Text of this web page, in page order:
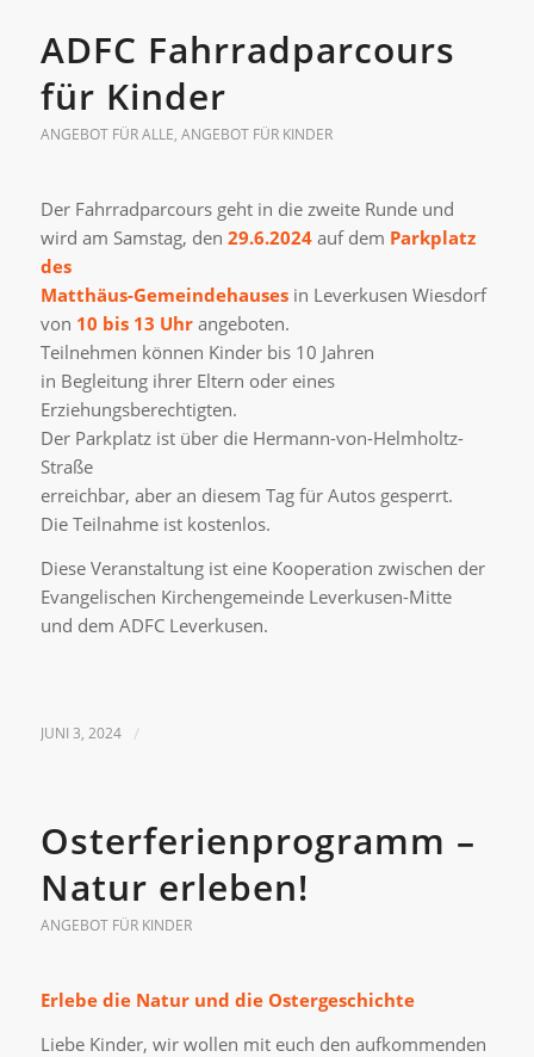
ADFC Fahrradparcours
für Kinder
ANGEBOT FÜR ALLE, ANGEBOT FÜR KINDER
Der Fahrradparcours geht in die zweite Runde und
wird am Samstag, den 29.6.2024auf dem Parkplatz
des
Matthäus-Gemeindehauses in Leverkusen Wiesdorf
von 10 bis 13 Uhrangeboten.
Teilnehmen können Kinder bis 10 Jahren
in Begleitung ihrer Eltern oder eines
Erziehungsberechtigten.
Der Parkplatz ist über die Hermann-von-Helmholtz-
Straße
erreichbar, aber an diesem Tag für Autos gesperrt.
Die Teilnahme ist kostenlos.
Diese Veranstaltung ist eine Kooperation zwischen der
Evangelischen Kirchengemeinde Leverkusen-Mitte
und dem ADFC Leverkusen.
JUNI 3, 2024 /
Osterferienprogramm –
Natur erleben!
ANGEBOT FÜR KINDER
Erlebe die Natur und die Ostergeschichte
Liebe Kinder, wir wollen mit euch den aufkommenden